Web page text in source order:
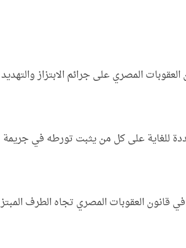
المصري على جرائم الابتزاز والتهديد
للغاية على كل من يثبت تورطه في جريمة
قانون العقوبات المصري تجاه الطرف المبتز